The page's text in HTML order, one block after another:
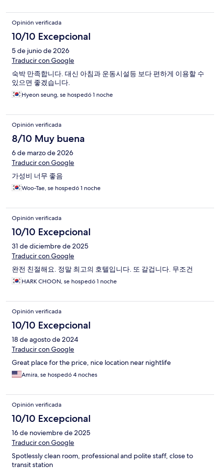
Opinión verificada
10/10 Excepcional
5 de junio de 2026
Traducir con Google
숙박 만족합니다. 대신 아침과 운동시설등 보다 편하게 이용할 수
있으면 좋겠습니다.
Hyeon seung, se hospedó 1 noche
Opinión verificada
8/10 Muy buena
6 de marzo de 2026
Traducir con Google
가성비 너무 좋음
Woo-Tae, se hospedó 1 noche
Opinión verificada
10/10 Excepcional
31 de diciembre de 2025
Traducir con Google
완전 친절해요. 정말 최고의 호텔입니다. 또 갈겁니다. 무조건
HARK CHOON, se hospedó 1 noche
Opinión verificada
10/10 Excepcional
18 de agosto de 2024
Traducir con Google
Great place for the price, nice location near nightlife
Amira, se hospedó 4 noches
Opinión verificada
10/10 Excepcional
16 de noviembre de 2025
Traducir con Google
Spotlessly clean room, professional and polite staff, close to
transit station